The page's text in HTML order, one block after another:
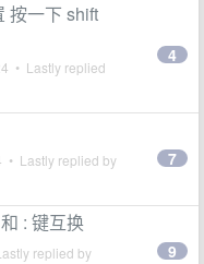
按一下 shift
• Lastly replied
4
• Lastly replied by 7
: 键互换
replied by 9